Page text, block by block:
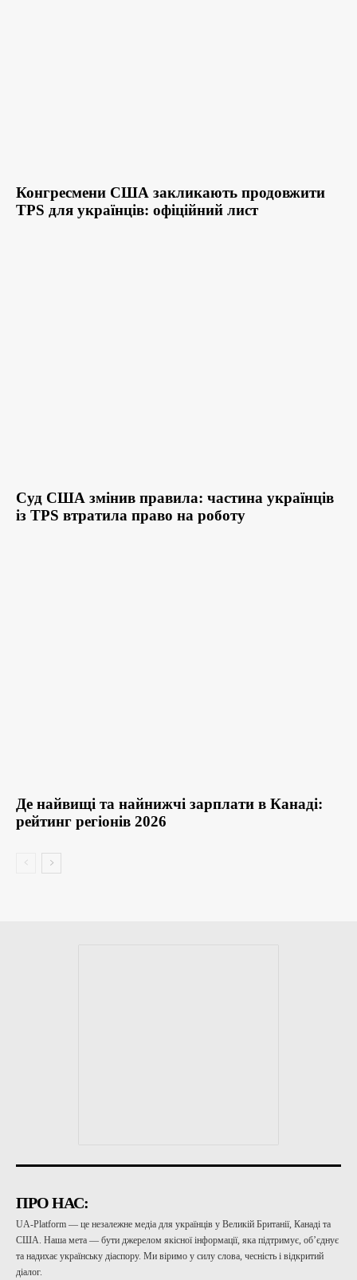
Конгресмени США закликають продовжити
TPS для українців: офіційний лист
Суд США змінив правила: частина українців
із TPS втратила право на роботу
Де найвищі та найнижчі зарплати в Канаді:
рейтинг регіонів 2026
ПРО НАС:
UA-Platform — це незалежне медіа для українців у Великій Британії, Канаді та
США. Наша мета — бути джерелом якісної інформації, яка підтримує, об’єднує
та надихає українську діаспору. Ми віримо у силу слова, чесність і відкритий
діалог.